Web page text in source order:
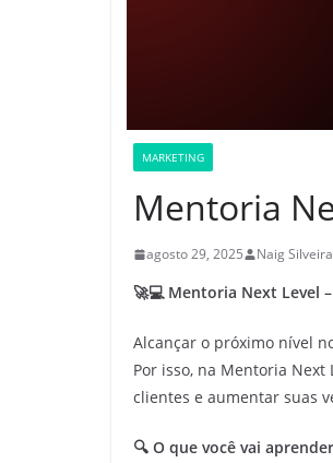
MARKETING
Mentoria
agosto 29, 2025 Naig Silveira
🚀💻 Mentoria Next Level
Alcançar o próximo nível
Por isso, na Mentoria
clientes e aumentar suas
🔍 O que você vai